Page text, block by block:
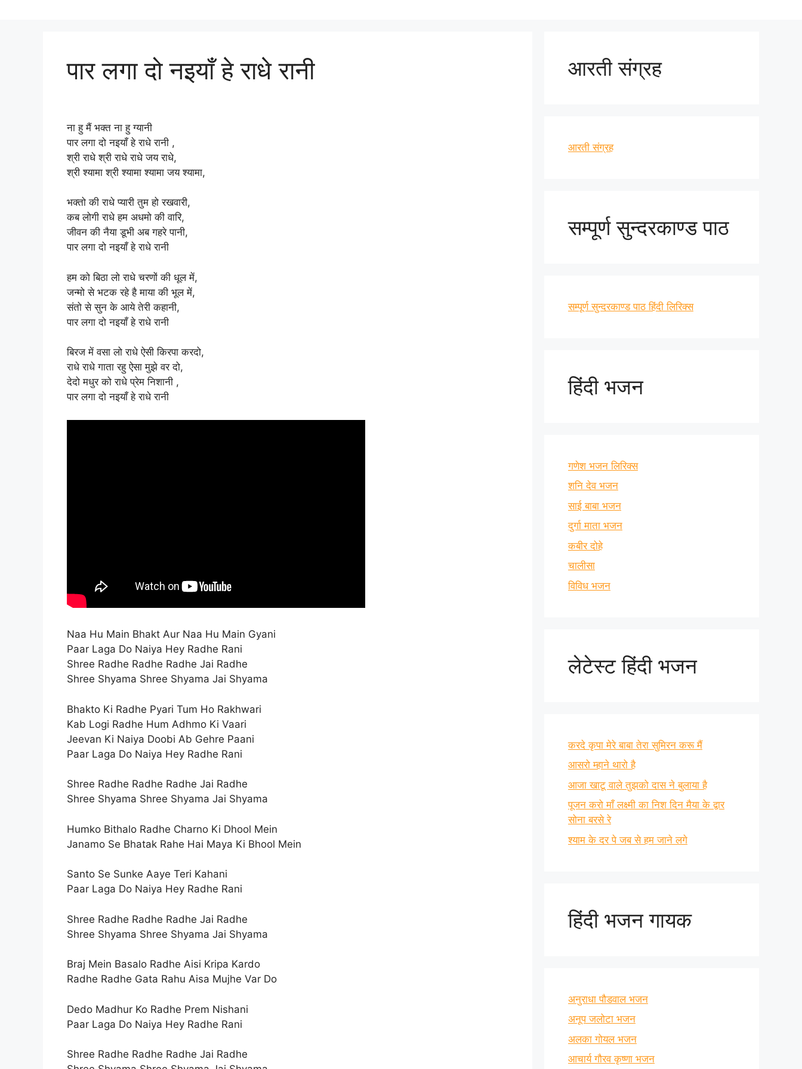
पार लगा दो नइयाँ हे राधे रानी
ना हु मैं भक्त ना हु ग्यानी
पार लगा दो नइयाँ हे राधे रानी ,
श्री राधे श्री राधे राधे जय राधे,
श्री श्यामा श्री श्यामा श्यामा जय श्यामा,
भक्तो की राधे प्यारी तुम हो रखवारी,
कब लोगी राधे हम अधमो की वारि,
जीवन की नैया डूभी अब गहरे पानी,
पार लगा दो नइयाँ हे राधे रानी
हम को बिठा लो राधे चरणों की धूल में,
जन्मो से भटक रहे है माया की भूल में,
संतो से सुन के आये तेरी कहानी,
पार लगा दो नइयाँ हे राधे रानी
बिरज में वसा लो राधे ऐसी किरपा करदो,
राधे राधे गाता रहु ऐसा मुझे वर दो,
देदो मधुर को राधे प्रेम निशानी ,
पार लगा दो नइयाँ हे राधे रानी
Naa Hu Main Bhakt Aur Naa Hu Main Gyani
Paar Laga Do Naiya Hey Radhe Rani
Shree Radhe Radhe Radhe Jai Radhe
Shree Shyama Shree Shyama Jai Shyama
Bhakto Ki Radhe Pyari Tum Ho Rakhwari
Kab Logi Radhe Hum Adhmo Ki Vaari
Jeevan Ki Naiya Doobi Ab Gehre Paani
Paar Laga Do Naiya Hey Radhe Rani
Shree Radhe Radhe Radhe Jai Radhe
Shree Shyama Shree Shyama Jai Shyama
Humko Bithalo Radhe Charno Ki Dhool Mein
Janamo Se Bhatak Rahe Hai Maya Ki Bhool Mein
Santo Se Sunke Aaye Teri Kahani
Paar Laga Do Naiya Hey Radhe Rani
Shree Radhe Radhe Radhe Jai Radhe
Shree Shyama Shree Shyama Jai Shyama
Braj Mein Basalo Radhe Aisi Kripa Kardo
Radhe Radhe Gata Rahu Aisa Mujhe Var Do
Dedo Madhur Ko Radhe Prem Nishani
Paar Laga Do Naiya Hey Radhe Rani
Shree Radhe Radhe Radhe Jai Radhe
आरती संग्रह
आरती संग्रह
सम्पूर्ण सुन्दरकाण्ड पाठ
सम्पूर्ण सुन्दरकाण्ड पाठ हिंदी लिरिक्स
हिंदी भजन
गणेश भजन लिरिक्स
शनि देव भजन
साई बाबा भजन
दुर्गा माता भजन
कबीर दोहे
चालीसा
विविध भजन
लेटेस्ट हिंदी भजन
करदे कृपा मेरे बाबा तेरा सुमिरन करू मैं
आसरो म्हाने थारो है
आजा खाटू वाले तुझको दास ने बुलाया है
पूजन करो माँ लक्ष्मी का निश दिन मैया के द्वार
सोना बरसे रे
श्याम के दर पे जब से हम जाने लगे
हिंदी भजन गायक
अनुराधा पौडवाल भजन
अनूप जलोटा भजन
अलका गोयल भजन
आचार्य गौरव कृष्णा भजन